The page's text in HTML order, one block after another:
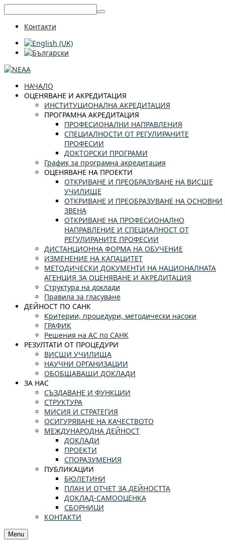
Контакти
НАЧАЛО
ОЦЕНЯВАНЕ И АКРЕДИТАЦИЯ
ИНСТИТУЦИОНАЛНА АКРЕДИТАЦИЯ
ПРОГРАМНА АКРЕДИТАЦИЯ
ПРОФЕСИОНАЛНИ НАПРАВЛЕНИЯ
СПЕЦИАЛНОСТИ ОТ РЕГУЛИРАНИТЕ
ПРОФЕСИИ
ДОКТОРСКИ ПРОГРАМИ
График за програмна акредитация
ОЦЕНЯВАНЕ НА ПРОЕКТИ
ОТКРИВАНЕ И ПРЕОБРАЗУВАНЕ НА ВИСШЕ
УЧИЛИЩЕ
ОТКРИВАНЕ И ПРЕОБРАЗУВАНЕ НА ОСНОВНИ
ЗВЕНА
ОТКРИВАНЕ НА ПРОФЕСИОНАЛНО
НАПРАВЛЕНИЕ И СПЕЦИАЛНОСТ ОТ
РЕГУЛИРАНИТЕ ПРОФЕСИИ
ДИСТАНЦИОННА ФОРМА НА ОБУЧЕНИЕ
ИЗМЕНЕНИЕ НА КАПАЦИТЕТ
МЕТОДИЧЕСКИ ДОКУМЕНТИ НА НАЦИОНАЛНАТА
АГЕНЦИЯ ЗА ОЦЕНЯВАНЕ И АКРЕДИТАЦИЯ
Структура на доклади
Правила за гласуване
ДЕЙНОСТ ПО САНК
Критерии, процедури, методически насоки
ГРАФИК
Решения на АС по САНК
РЕЗУЛТАТИ ОТ ПРОЦЕДУРИ
ВИСШИ УЧИЛИЩА
НАУЧНИ ОРГАНИЗАЦИИ
ОБОБЩАВАЩИ ДОКЛАДИ
ЗА НАС
СЪЗДАВАНЕ И ФУНКЦИИ
СТРУКТУРА
МИСИЯ И СТРАТЕГИЯ
ОСИГУРЯВАНЕ НА КАЧЕСТВОТО
МЕЖДУНАРОДНА ДЕЙНОСТ
ДОКЛАДИ
ПРОЕКТИ
СПОРАЗУМЕНИЯ
ПУБЛИКАЦИИ
БЮЛЕТИНИ
ПЛАН И ОТЧЕТ ЗА ДЕЙНОСТТА
ДОКЛАД-САМООЦЕНКА
СБОРНИЦИ
КОНТАКТИ
Menu